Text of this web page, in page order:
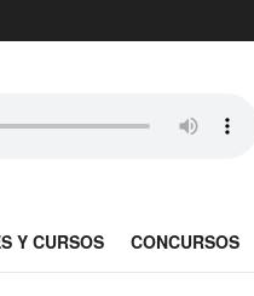
Y CURSOS CONCURSOS